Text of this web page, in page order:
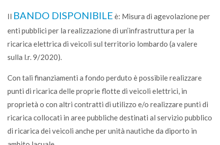
Il BANDO DISPONIBILE è: Misura di agevolazione per
enti pubblici per la realizzazione di un’infrastruttura per la
ricarica elettrica di veicoli sul territorio lombardo (a valere
sulla l.r. 9/2020).
Con tali finanziamenti a fondo perduto è possibile realizzare
punti di ricarica delle proprie flotte di veicoli elettrici, in
proprietà o con altri contratti di utilizzo e/o realizzare punti di
ricarica collocati in aree pubbliche destinati al servizio pubblico
di ricarica dei veicoli anche per unità nautiche da diporto in